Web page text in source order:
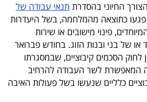
החיוני בהסדרת תנאי עבודה של
כתוצאה מהמלחמה, בשל היעדרות
פינוי מישובים או שירות
או של בני ובנות הזוג. בחודש פברואר
לחוק הסכמים קיבוציים, שבמסגרתו
המאפשרת לשר העבודה להרחיב
כלליים שנעשו בשל פעולות האיבה